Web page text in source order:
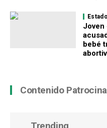
Joven
bebé
Contenido